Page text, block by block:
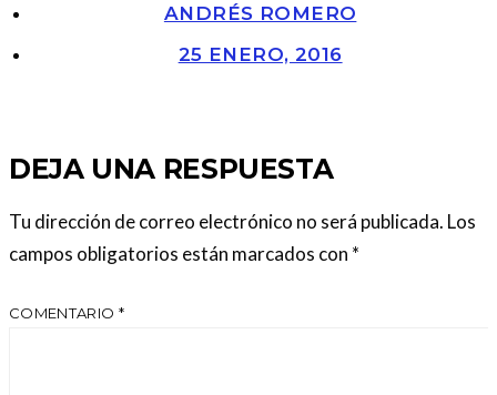
ANDRÉS ROMERO
25 ENERO, 2016
DEJA UNA RESPUESTA
Tu dirección de correo electrónico no será publicada. Los
campos obligatorios están marcados con *
COMENTARIO *